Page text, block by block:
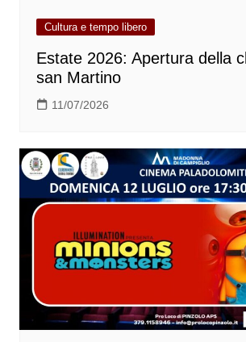
Cultura e tempo libero
Estate 2026: Apertura della
san Martino
11/07/2026